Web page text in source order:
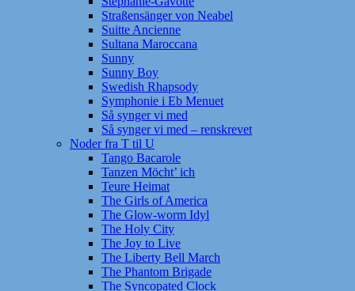
Straßensänger von Neabel
Suitte Ancienne
Sultana Maroccana
Sunny
Sunny Boy
Swedish Rhapsody
Symphonie i Eb Menuet
Så synger vi med
Så synger vi med – renskrevet
Noder fra T til U
Tango Bacarole
Tanzen Möcht’ ich
Teure Heimat
The Girls of America
The Glow-worm Idyl
The Holy City
The Joy to Live
The Liberty Bell March
The Phantom Brigade
The Syncopated Clock